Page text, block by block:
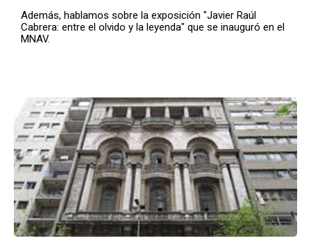
Además, hablamos sobre la exposición "Javier Raúl
Cabrera: entre el olvido y la leyenda" que se inauguró en el
MNAV.